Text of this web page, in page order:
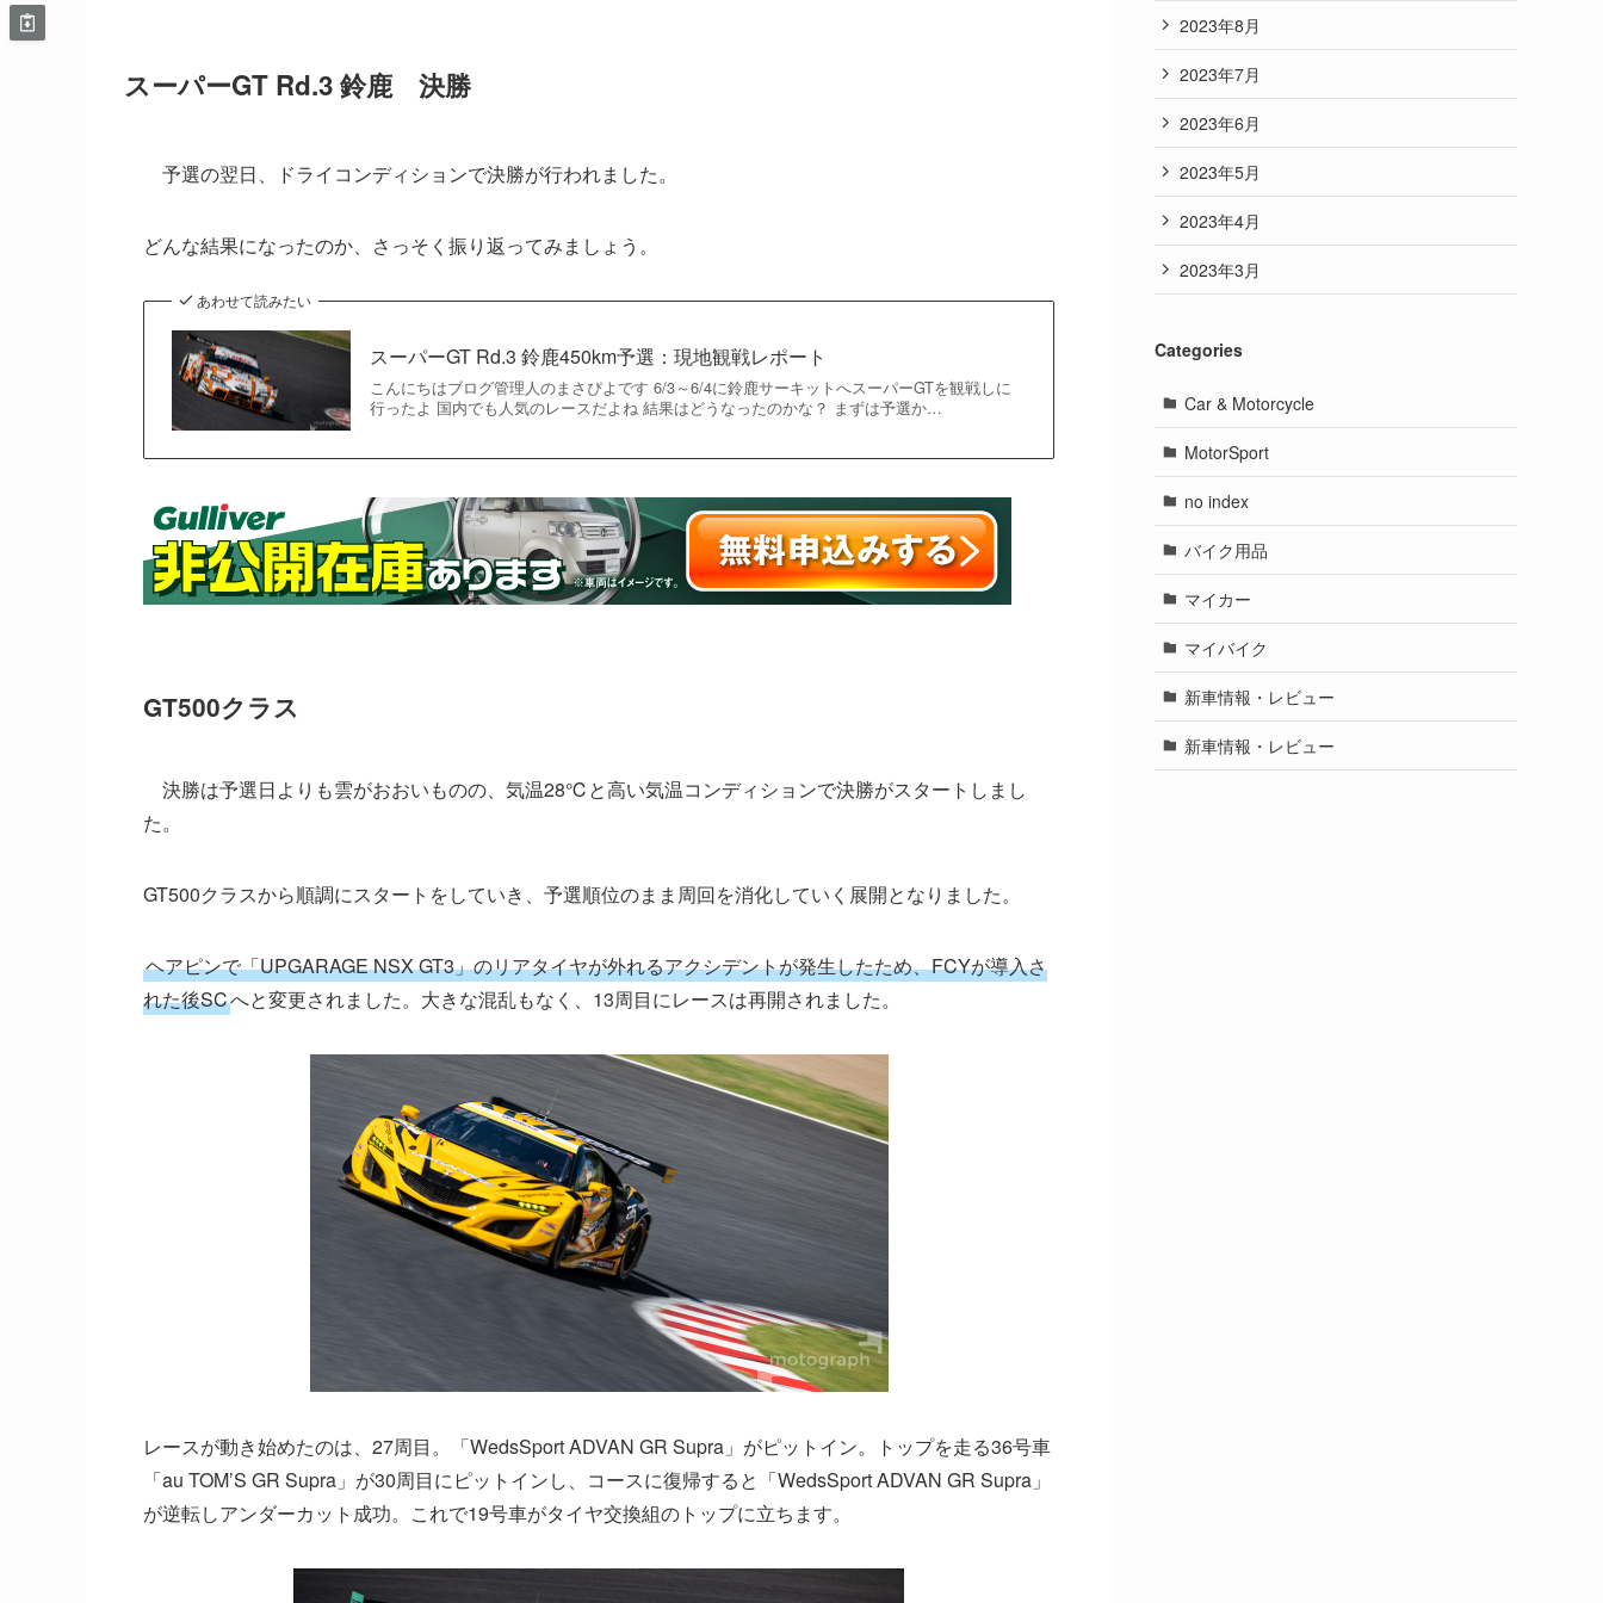
スーパーGT Rd.3 鈴鹿 決勝
予選の翌日、ドライコンディションで決勝が行われました。
どんな結果になったのか、さっそく振り返ってみましょう。
あわせて読みたい
スーパーGT Rd.3 鈴鹿450km予選：現地観戦レポート
こんにちはブログ管理人のまさぴよです 6/3～6/4に鈴鹿サーキットへスーパーGTを観戦しに
行ったよ 国内でも人気のレースだよね 結果はどうなったのかな？ まずは予選か…
GT500クラス
決勝は予選日よりも雲がおおいものの、気温28℃と高い気温コンディションで決勝がスタートしまし
た。
GT500クラスから順調にスタートをしていき、予選順位のまま周回を消化していく展開となりました。
ヘアピンで「UPGARAGE NSX GT3」のリアタイヤが外れるアクシデントが発生したため、FCYが導入さ
れた後SCへと変更されました。大きな混乱もなく、13周目にレースは再開されました。
レースが動き始めたのは、27周目。「WedsSport ADVAN GR Supra」がピットイン。トップを走る36号車
「au TOM’S GR Supra」が30周目にピットインし、コースに復帰すると「WedsSport ADVAN GR Supra」
が逆転しアンダーカット成功。これで19号車がタイヤ交換組のトップに立ちます。
2023年8月
2023年7月
2023年6月
2023年5月
2023年4月
2023年3月
Categories
Car & Motorcycle
MotorSport
no index
バイク用品
マイカー
マイバイク
新車情報・レビュー
新車情報・レビュー